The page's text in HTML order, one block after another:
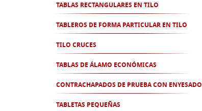
TABLAS RECTANGULARES EN TILO
TABLEROS DE FORMA PARTICULAR EN TILO
TILO CRUCES
TABLAS DE ÁLAMO ECONÓMICAS
CONTRACHAPADOS DE PRUEBA CON ENYESADO
TABLETAS PEQUEÑAS